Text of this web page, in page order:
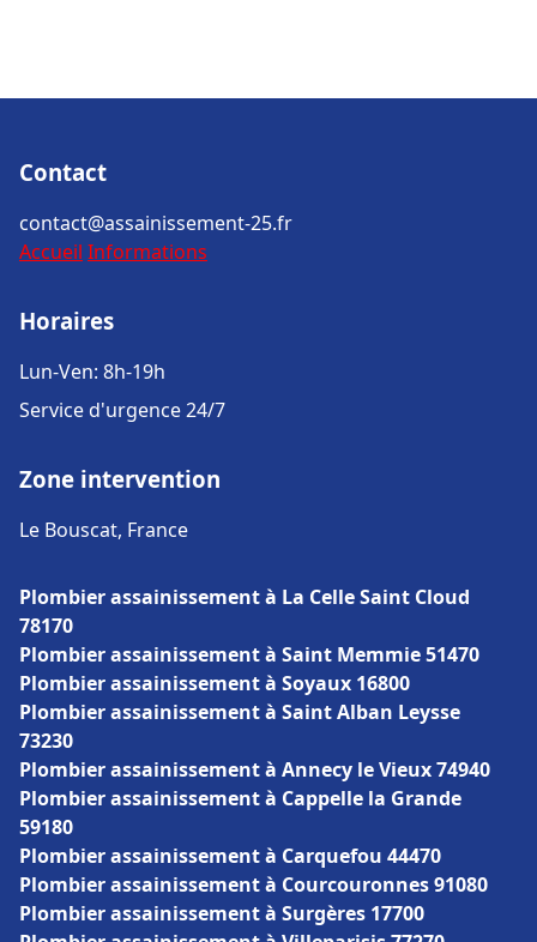
Contact
contact@assainissement-25.fr
Accueil Informations
Horaires
Lun-Ven: 8h-19h
Service d'urgence 24/7
Zone intervention
Le Bouscat, France
Plombier assainissement à La Celle Saint Cloud
78170
Plombier assainissement à Saint Memmie 51470
Plombier assainissement à Soyaux 16800
Plombier assainissement à Saint Alban Leysse
73230
Plombier assainissement à Annecy le Vieux 74940
Plombier assainissement à Cappelle la Grande
59180
Plombier assainissement à Carquefou 44470
Plombier assainissement à Courcouronnes 91080
Plombier assainissement à Surgères 17700